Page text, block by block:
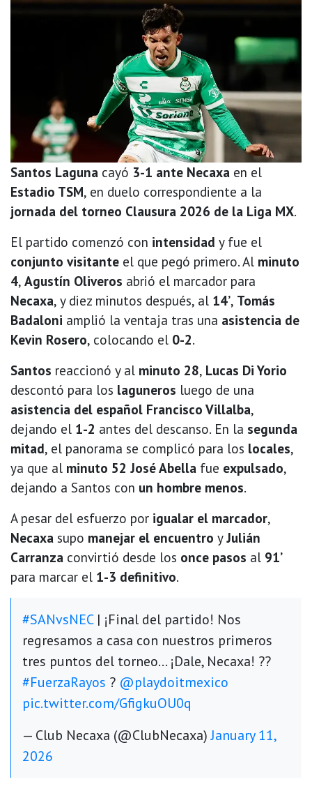
Santos Laguna cayó 3-1 ante Necaxa en el
Estadio TSM, en duelo correspondiente a la
jornada del torneo Clausura 2026 de la Liga MX.
El partido comenzó con intensidad y fue el
conjunto visitante el que pegó primero. Al minuto
4, Agustín Oliveros abrió el marcador para
Necaxa, y diez minutos después, al 14’, Tomás
Badaloni amplió la ventaja tras una asistencia de
Kevin Rosero, colocando el 0-2.
Santos reaccionó y al minuto 28, Lucas Di Yorio
descontó para los laguneros luego de una
asistencia del español Francisco Villalba,
dejando el 1-2 antes del descanso. En la segunda
mitad, el panorama se complicó para los locales,
ya que al minuto 52 José Abella fue expulsado,
dejando a Santos con un hombre menos.
A pesar del esfuerzo por igualar el marcador,
Necaxa supo manejar el encuentro yJulián
Carranza convirtió desde los once pasos al 91’
para marcar el 1-3 definitivo.
#SANvsNEC| ¡Final del partido! Nos
regresamos a casa con nuestros primeros
tres puntos del torneo... ¡Dale, Necaxa! ??
#FuerzaRayos ? @playdoitmexico
pic.twitter.com/GfigkuOU0q
— Club Necaxa (@ClubNecaxa)January 11,
2026